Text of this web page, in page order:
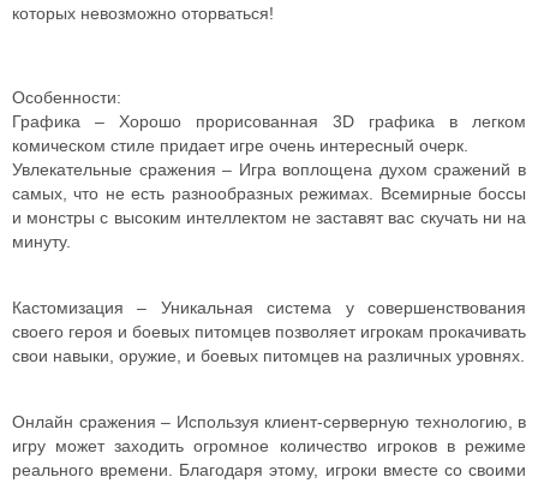
которых невозможно оторваться!
Особенности:
Графика – Хорошо прорисованная 3D графика в легком
комическом стиле придает игре очень интересный очерк.
Увлекательные сражения – Игра воплощена духом сражений в
самых, что не есть разнообразных режимах. Всемирные боссы
и монстры с высоким интеллектом не заставят вас скучать ни на
минуту.
Кастомизация – Уникальная система у совершенствования
своего героя и боевых питомцев позволяет игрокам прокачивать
свои навыки, оружие, и боевых питомцев на различных уровнях.
Онлайн сражения – Используя клиент-серверную технологию, в
игру может заходить огромное количество игроков в режиме
реального времени. Благодаря этому, игроки вместе со своими